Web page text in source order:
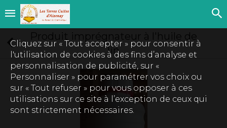
lin
Cliquez sur « Tout accepter » pour consentir à
l'utilisation de cookies à des fins d’analyse et
personnalisation de publicité, sur «
Personnaliser » pour paramétrer vos choix ou
sur « Tout refuser » pour vous opposer à ces
utilisations sur ce site à l’exception de ceux qui
sont strictement nécessaires.